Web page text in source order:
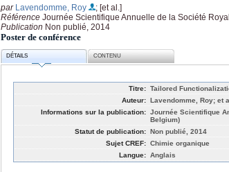
par Lavendomme, Roy
; [et al.]
Référence Journée Scientifique Annuelle de la Société
Publication Non publié, 2014
Poster de conférence
DÉTAILS CONTENU
Titre: Tailored
Auteur: Lavendomme, Roy; et
Informations sur la publication: Journée Scientifique
Belgium)
Statut de publication: Non publié, 2014
Sujet CREF: Chimie organique
Langue: Anglais